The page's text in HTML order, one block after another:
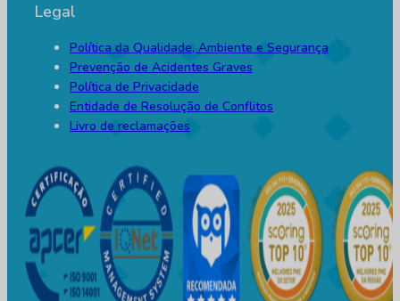
Legal
Política da Qualidade, Ambiente e Segurança
Prevenção de Acidentes Graves
Política de Privacidade
Entidade de Resolução de Conflitos
Livro de reclamações